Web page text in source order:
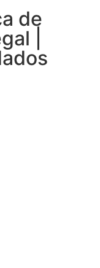
de